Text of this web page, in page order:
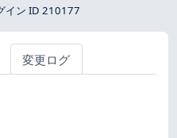
イン ID 210177
変更ログ